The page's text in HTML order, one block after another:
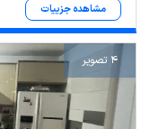
مشاهده جزییات
4 تصویر